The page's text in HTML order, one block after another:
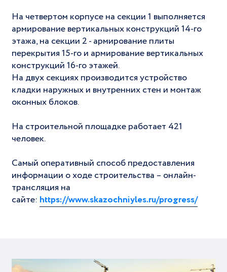
На четвертом корпусе на секции 1 выполняется
армирование вертикальных конструкций 14-го
этажа, на секции 2 - армирование плиты
перекрытия 15-го и армирование вертикальных
конструкций 16-го этажей.
На двух секциях производится устройство
кладки наружных и внутренних стен и монтаж
оконных блоков.
На строительной площадке работает 421
человек.
Самый оперативный способ предоставления
информации о ходе строительства – онлайн-
трансляция на
сайте: https://www.skazochniyles.ru/progress/